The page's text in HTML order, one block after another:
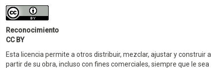
Reconocimiento
CC BY
Esta licencia permite a otros distribuir, mezclar, ajustar y construir a
partir de su obra, incluso con fines comerciales, siempre que le sea